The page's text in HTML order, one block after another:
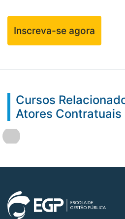
Inscreva-se agora
Cursos
Atores Contratuais